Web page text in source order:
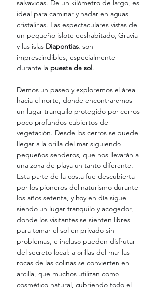
salvavidas. De un kilómetro de largo, es
ideal para caminar y nadar en aguas
cristalinas. Las espectaculares vistas de
un pequeño islote deshabitado, Gravia
y las islas Diapontias, son
imprescindibles, especialmente
durante la puesta de sol.
Demos un paseo y exploremos el área
hacia el norte, donde encontraremos
un lugar tranquilo protegido por cerros
poco profundos cubiertos de
vegetación. Desde los cerros se puede
llegar a la orilla del mar siguiendo
pequeños senderos, que nos llevarán a
una zona de playa un tanto diferente.
Esta parte de la costa fue descubierta
por los pioneros del naturismo durante
los años setenta, y hoy en día sigue
siendo un lugar tranquilo y acogedor,
donde los visitantes se sienten libres
para tomar el sol en privado sin
problemas, e incluso pueden disfrutar
del secreto local: a orillas del mar las
rocas de las colinas se convierten en
arcilla, que muchos utilizan como
cosmético natural, cubriendo todo el